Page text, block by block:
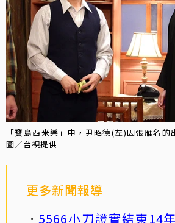
「寶島西米樂」中，尹昭德(左)因張雁名的
圖／台視提供
更多新聞報導
5566小刀證實結束14